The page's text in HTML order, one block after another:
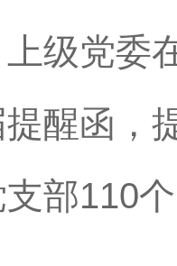
级党委
醒函，
部110